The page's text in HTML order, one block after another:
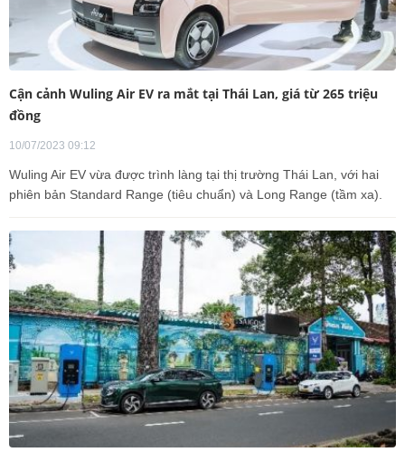
Cận cảnh Wuling Air EV ra mắt tại Thái Lan, giá từ 265 triệu
đồng
10/07/2023 09:12
Wuling Air EV vừa được trình làng tại thị trường Thái Lan, với hai
phiên bản Standard Range (tiêu chuẩn) và Long Range (tầm xa).